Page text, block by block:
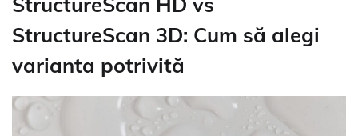
StructureScan 3D: Cum să alegi
varianta potrivită